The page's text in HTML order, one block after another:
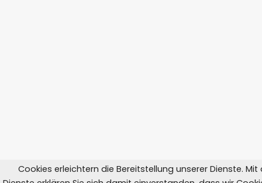
Cookies erleichtern die Bereitstellung unserer Dienste. Mit